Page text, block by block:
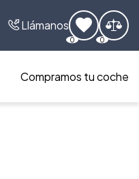
Llámanos
0 0
Compramos tu coche